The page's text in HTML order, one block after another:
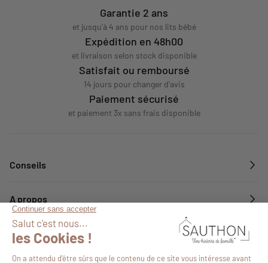
Garantie 2 ans
et jusqu'à 4 ans pour nos lits bébé
Expédition en 48h00
et livraison selon stock disponible
Satisfait ou remboursé
14 jours pour changer d'avis
Paiement sécurisé
et paiement 3x sans frais disponible
Conseils
A propos
Services